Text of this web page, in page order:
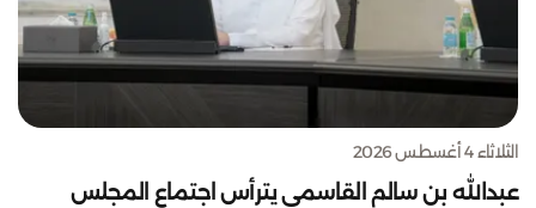
الثلاثاء 4 أغسطس 2026
عبدالله بن سالم القاسمي يترأس اجتماع المجلس